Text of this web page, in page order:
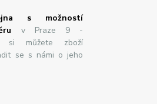
s možností
v Praze 9 -
si můžete zboží
se s námi o jeho